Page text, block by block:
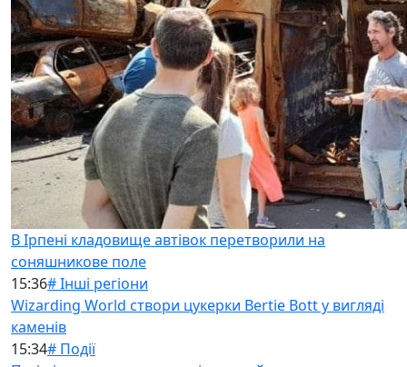
В Ірпені кладовище автівок перетворили на
соняшникове поле
15:36# Інші регіони
Wizarding World створи цукерки Bertie Bott у вигляді
каменів
15:34# Події